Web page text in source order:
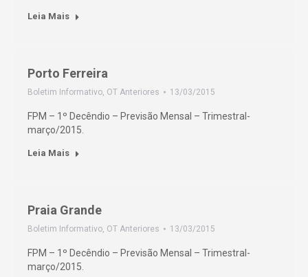
Leia Mais
Porto Ferreira
Boletim Informativo, OT Anteriores 13/03/2015
FPM – 1º Decêndio – Previsão Mensal – Trimestral-
março/2015.
Leia Mais
Praia Grande
Boletim Informativo, OT Anteriores 13/03/2015
FPM – 1º Decêndio – Previsão Mensal – Trimestral-
março/2015.